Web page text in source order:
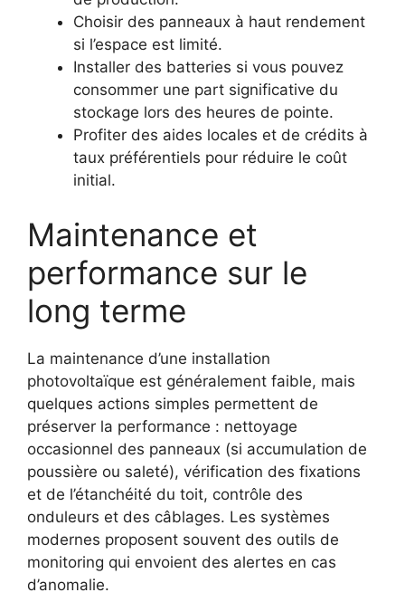
Choisir des panneaux à haut rendement
si l’espace est limité.
Installer des batteries si vous pouvez
consommer une part significative du
stockage lors des heures de pointe.
Profiter des aides locales et de crédits à
taux préférentiels pour réduire le coût
initial.
Maintenance et
performance sur le
long terme
La maintenance d’une installation
photovoltaïque est généralement faible, mais
quelques actions simples permettent de
préserver la performance : nettoyage
occasionnel des panneaux (si accumulation de
poussière ou saleté), vérification des fixations
et de l’étanchéité du toit, contrôle des
onduleurs et des câblages. Les systèmes
modernes proposent souvent des outils de
monitoring qui envoient des alertes en cas
d’anomalie.